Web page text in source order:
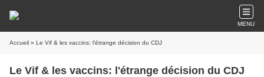
MENU
Accueil » Le Vif & les vaccins: l'étrange décision du CDJ
Le Vif & les vaccins: l'étrange décision du CDJ